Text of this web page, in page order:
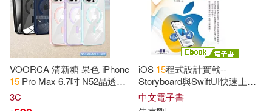
行政院農業委員會(38)
Holmes(37)
吳春虎（主編）(37)
立信會計出版社(216)
合肥工業大學出版社(208)
VOORCA 清新糖 果色 iPhone
15 Pro Max 6.7吋 N52晶透磁
吸保護殼 手機殼 泡泡粉
3C
iOS 15程式設計實戰--
Storyboard與SwiftUI快速上手
的開發技巧200+ (電子書)
中文電子書